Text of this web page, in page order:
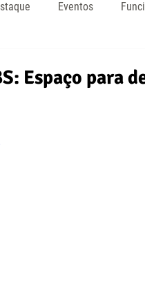
Eventos
Espaço para